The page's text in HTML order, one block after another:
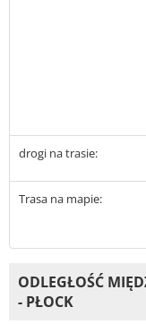
drogi na trasie:
Trasa na mapie:
ODLEGŁOŚĆ
- PŁOCK